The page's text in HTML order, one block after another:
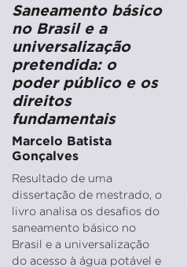
Saneamento básico
no Brasil e a
universalização
pretendida: o
poder público e os
direitos
fundamentais
Marcelo Batista
Gonçalves
Resultado de uma
dissertação de mestrado, o
livro analisa os desafios do
saneamento básico no
Brasil e a universalização
do acesso à água potável e